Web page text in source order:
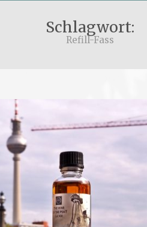
Schlagwort:
Refill-Fass